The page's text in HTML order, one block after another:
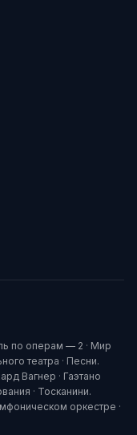
по операм — 2 · Мир
театра · Песни.
Вагнер · Гаэтано
· Тосканини.
оркестре ·